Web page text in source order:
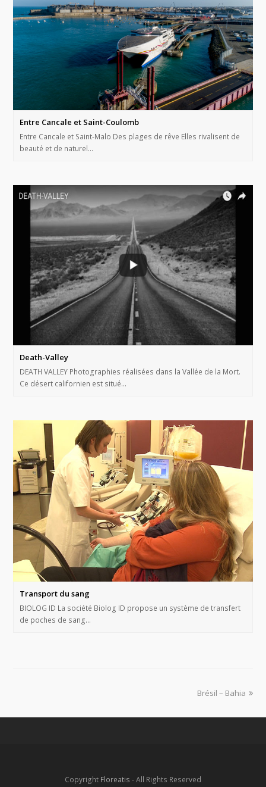
Entre Cancale et Saint-Coulomb
Entre Cancale et Saint-Malo Des plages de rêve Elles rivalisent de
beauté et de naturel…
Death-Valley
DEATH VALLEY Photographies réalisées dans la Vallée de la Mort.
Ce désert californien est situé…
Transport du sang
BIOLOG ID La société Biolog ID propose un système de transfert
de poches de sang…
Brésil – Bahia
Copyright Floreatis - All Rights Reserved